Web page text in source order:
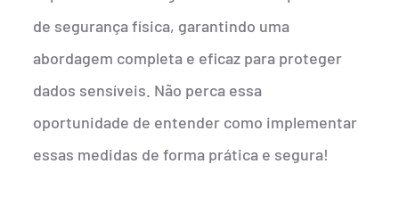
de segurança física, garantindo uma
abordagem completa e eficaz para proteger
dados sensíveis. Não perca essa
oportunidade de entender como implementar
essas medidas de forma prática e segura!